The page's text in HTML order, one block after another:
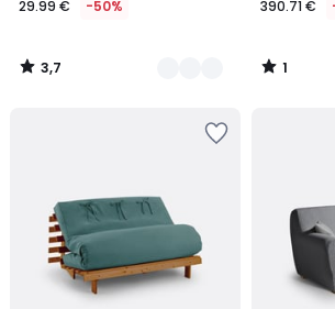
partir
29.99
€
descuento
aplicado.
29.99 € -50%
3,7
/
390.71 €
1
/